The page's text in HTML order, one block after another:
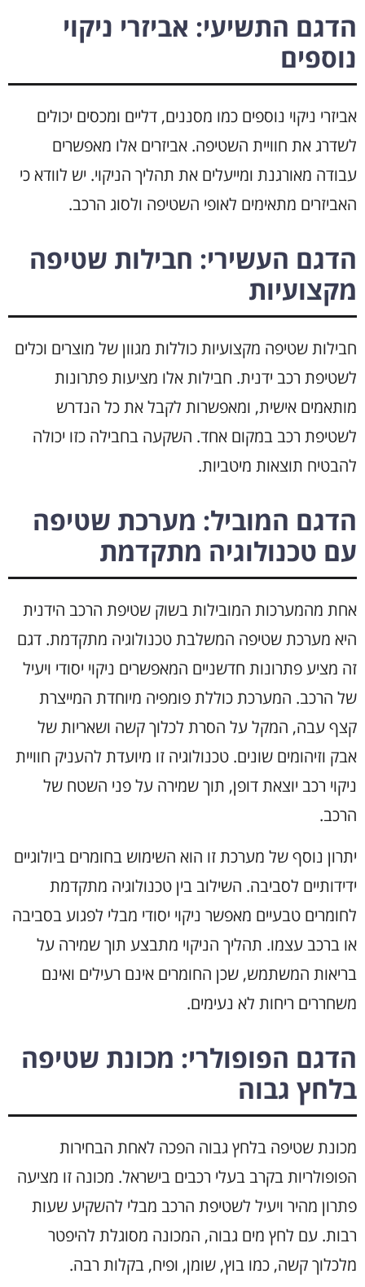
הדגם התשיעי: אביזרי ניקוי
נוספים
אביזרי ניקוי נוספים כמו מסננים, דליים ומכסים יכולים
לשדרג את חוויית השטיפה. אביזרים אלו מאפשרים
עבודה מאורגנת ומייעלים את תהליך הניקוי. יש לוודא כי
האביזרים מתאימים לאופי השטיפה ולסוג הרכב.
הדגם העשירי: חבילות שטיפה
מקצועיות
חבילות שטיפה מקצועיות כוללות מגוון של מוצרים וכלים
לשטיפת רכב ידנית. חבילות אלו מציעות פתרונות
מותאמים אישית, ומאפשרות לקבל את כל הנדרש
לשטיפת רכב במקום אחד. השקעה בחבילה כזו יכולה
להבטיח תוצאות מיטביות.
הדגם המוביל: מערכת שטיפה
עם טכנולוגיה מתקדמת
אחת מהמערכות המובילות בשוק שטיפת הרכב הידנית
היא מערכת שטיפה המשלבת טכנולוגיה מתקדמת. דגם
זה מציע פתרונות חדשניים המאפשרים ניקוי יסודי ויעיל
של הרכב. המערכת כוללת פומפיה מיוחדת המייצרת
קצף עבה, המקל על הסרת לכלוך קשה ושאריות של
אבק וזיהומים שונים. טכנולוגיה זו מיועדת להעניק חוויית
ניקוי רכב יוצאת דופן, תוך שמירה על פני השטח של
הרכב.
יתרון נוסף של מערכת זו הוא השימוש בחומרים ביולוגיים
ידידותיים לסביבה. השילוב בין טכנולוגיה מתקדמת
לחומרים טבעיים מאפשר ניקוי יסודי מבלי לפגוע בסביבה
או ברכב עצמו. תהליך הניקוי מתבצע תוך שמירה על
בריאות המשתמש, שכן החומרים אינם רעילים ואינם
משחררים ריחות לא נעימים.
הדגם הפופולרי: מכונת שטיפה
בלחץ גבוה
מכונת שטיפה בלחץ גבוה הפכה לאחת הבחירות
הפופולריות בקרב בעלי רכבים בישראל. מכונה זו מציעה
פתרון מהיר ויעיל לשטיפת הרכב מבלי להשקיע שעות
רבות. עם לחץ מים גבוה, המכונה מסוגלת להיפטר
מלכלוך קשה, כמו בוץ, שומן, ופיח, בקלות רבה.